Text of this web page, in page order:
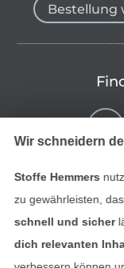
Bestellung
Wir schneidern
Stoffe Hemmers
zu gewährleisten,
schnell und sicher
dich relevanten